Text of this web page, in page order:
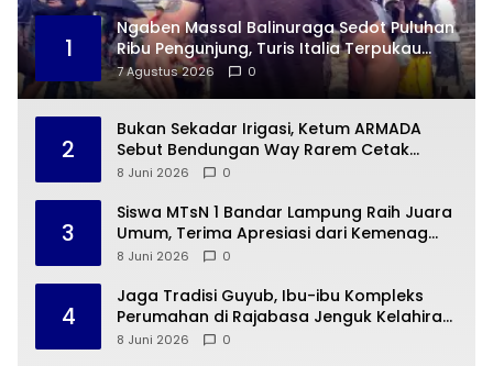
1
Ngaben Massal Balinuraga Sedot Puluhan
Ribu Pengunjung, Turis Italia Terpukau
dengan Budaya Indonesia
7 Agustus 2026 0
2
Bukan Sekadar Irigasi, Ketum ARMADA
Sebut Bendungan Way Rarem Cetak
Sejarah Peradaban Lampung
8 Juni 2026 0
3
Siswa MTsN 1 Bandar Lampung Raih Juara
Umum, Terima Apresiasi dari Kemenag
Kota Bandar Lampung
8 Juni 2026 0
4
Jaga Tradisi Guyub, Ibu-ibu Kompleks
Perumahan di Rajabasa Jenguk Kelahiran
Buah Hati Warga
8 Juni 2026 0